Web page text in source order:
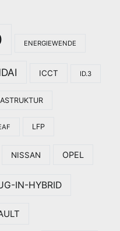
ENERGIEWENDE
ICCT ID.3
LFP
NISSAN OPEL
IN-HYBRID